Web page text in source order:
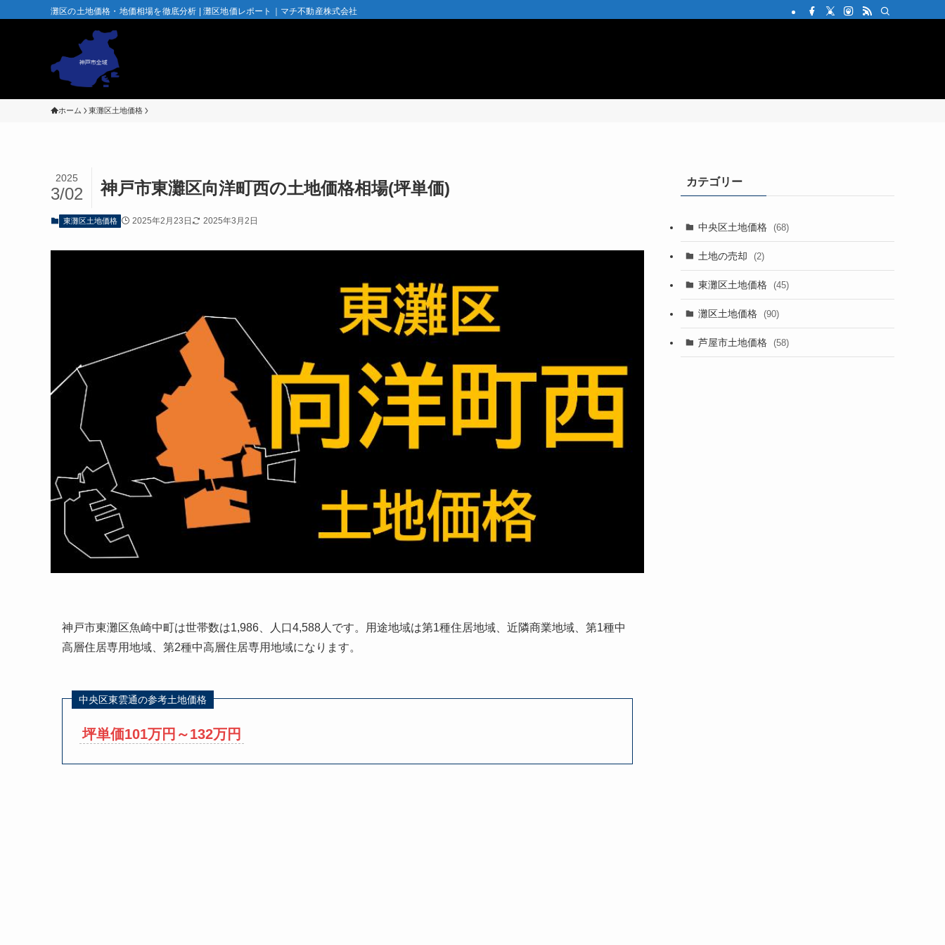
灘区の土地価格・地価相場を徹底分析 | 灘区地価レポート｜マチ不動産株式会社
ホーム 東灘区土地価格
神戸市東灘区向洋町西の土地価格相場(坪単価)
2025
3/02
東灘区土地価格 2025年2月23日 2025年3月2日
神戸市東灘区魚崎中町は世帯数は1,986、人口4,588人です。用途地域は第1種住居地域、近隣商業地域、第1種中
高層住居専用地域、第2種中高層住居専用地域になります。
中央区東雲通の参考土地価格
坪単価101万円～132万円
カテゴリー
中央区土地価格 (68)
土地の売却 (2)
東灘区土地価格 (45)
灘区土地価格 (90)
芦屋市土地価格 (58)